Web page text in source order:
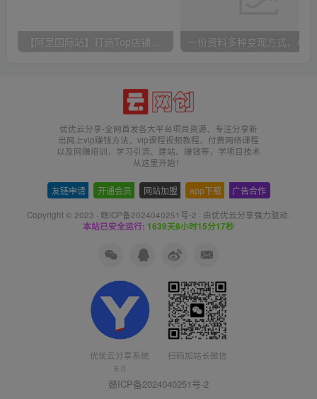
优优云分享-全网首发各大平台项目资源、专注分享新
出网上vip赚钱方法、vip课程视频教程、付费网络课程
以及网赚培训，学习引流、建站、赚钱等，学项目技术
从这里开始！
友链申请 开通会员 网站加盟 app下载 广告合作
Copyright © 2023 · 赣ICP备2024040251号-2 · 由优优云分享强力驱动.
本站已安全运行: 1639天8小时15分18秒
优优云分享系统
5.0
扫码加站长微信
赣ICP备2024040251号-2